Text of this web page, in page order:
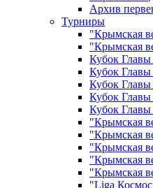
Архив
Турниры
"Крымская
"Крымская
Кубок
Кубок
Кубок
Кубок
Кубок
"Крымская
"Крымская
"Крымская
"Крымская
"Крымская
"Liga